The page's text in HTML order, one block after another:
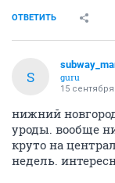
ОТВЕТИТЬ
S
guru
15 сентября
нижний
уроды. вообще
круто на
недель.